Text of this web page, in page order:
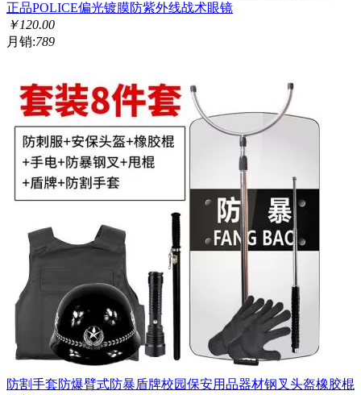
正品POLICE偏光镀膜防紫外线战术眼镜
￥120.00
月销:789
防割手套防爆臂式防暴盾牌校园保安用品器材钢叉头盔橡胶棍